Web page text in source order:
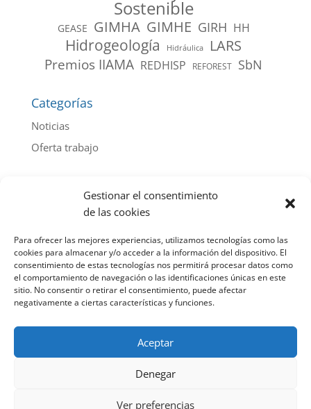
Gestionar el consentimiento
de las cookies
Para ofrecer las mejores experiencias, utilizamos tecnologías como las
cookies para almacenar y/o acceder a la información del dispositivo. El
consentimiento de estas tecnologías nos permitirá procesar datos como
el comportamiento de navegación o las identificaciones únicas en este
sitio. No consentir o retirar el consentimiento, puede afectar
negativamente a ciertas características y funciones.
Aceptar
Denegar
Ver preferencias
Sostenible
GEASE GIMHA GIMHE GIRH HH
Hidrogeología Hidráulica
LARS
Premios IIAMA REDHISP REFOREST SbN
Categorías
Noticias
Oferta trabajo
2024(112)
2023(107)
2022(85)
2019(115)